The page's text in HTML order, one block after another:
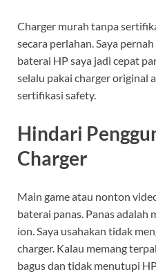
Charger murah tanpa
secara perlahan. Saya
baterai HP saya jadi cepat
selalu pakai charger original
sertifikasi safety.
Hindari
Charger
Main game atau nonton
baterai panas. Panas
ion. Saya usahakan tidak
charger. Kalau memang
bagus dan tidak menutupi